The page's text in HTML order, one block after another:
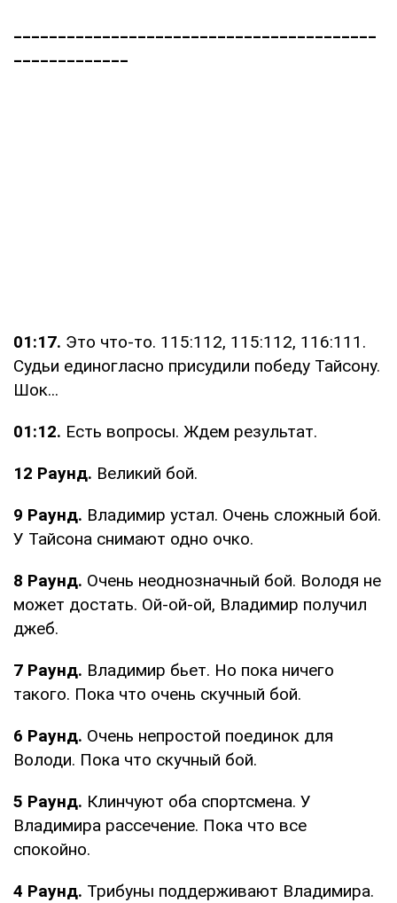
_________________________________________
_____________
01:17. Это что-то. 115:112, 115:112, 116:111.
Судьи единогласно присудили победу Тайсону.
Шок...
01:12. Есть вопросы. Ждем результат.
12 Раунд. Великий бой.
9 Раунд. Владимир устал. Очень сложный бой.
У Тайсона снимают одно очко.
8 Раунд. Очень неоднозначный бой. Володя не
может достать. Ой-ой-ой, Владимир получил
джеб.
7 Раунд. Владимир бьет. Но пока ничего
такого. Пока что очень скучный бой.
6 Раунд. Очень непростой поединок для
Володи. Пока что скучный бой.
5 Раунд. Клинчуют оба спортсмена. У
Владимира рассечение. Пока что все
спокойно.
4 Раунд. Трибуны поддерживают Владимира.